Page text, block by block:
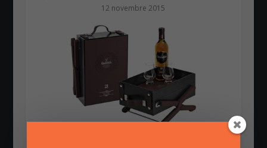
12 novembre 2015